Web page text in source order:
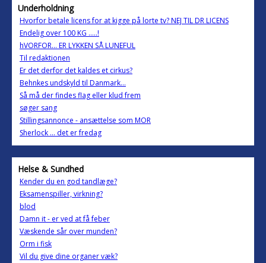
Underholdning
Hvorfor betale licens for at kigge på lorte tv? NEJ TIL DR LICENS
Endelig over 100 KG .....!
hVORFOR... ER LYKKEN SÅ LUNEFUL
Til redaktionen
Er det derfor det kaldes et cirkus?
Behnkes undskyld til Danmark...
Så må der findes flag eller klud frem
søger sang
Stillingsannonce - ansættelse som MOR
Sherlock ... det er fredag
Helse & Sundhed
Kender du en god tandlæge?
Eksamenspiller, virkning?
blod
Damn it - er ved at få feber
Væskende sår over munden?
Orm i fisk
Vil du give dine organer væk?